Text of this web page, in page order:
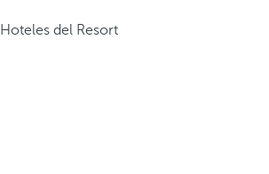
Hoteles del Resort